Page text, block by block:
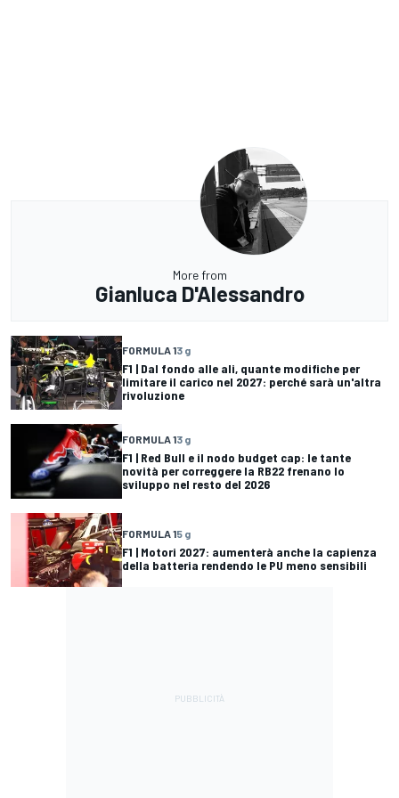
More from
Gianluca D'Alessandro
FORMULA 13 g
F1 | Dal fondo alle ali, quante modifiche per
limitare il carico nel 2027: perché sarà un'altra
rivoluzione
FORMULA 13 g
F1 | Red Bull e il nodo budget cap: le tante
novità per correggere la RB22 frenano lo
sviluppo nel resto del 2026
FORMULA 15 g
F1 | Motori 2027: aumenterà anche la capienza
della batteria rendendo le PU meno sensibili